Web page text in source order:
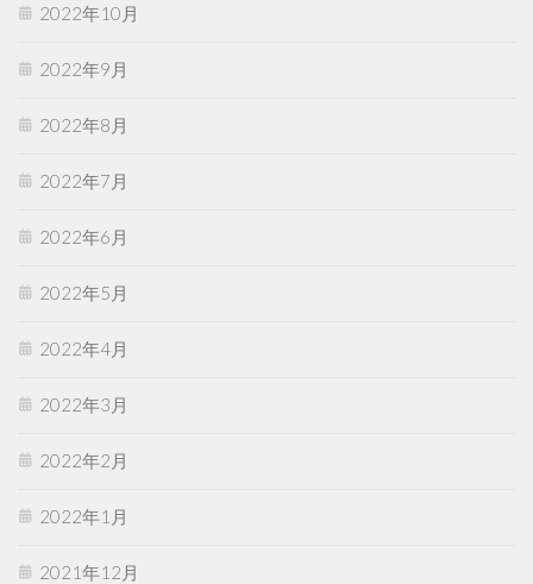
2022年10月
2022年9月
2022年8月
2022年7月
2022年6月
2022年5月
2022年4月
2022年3月
2022年2月
2022年1月
2021年12月